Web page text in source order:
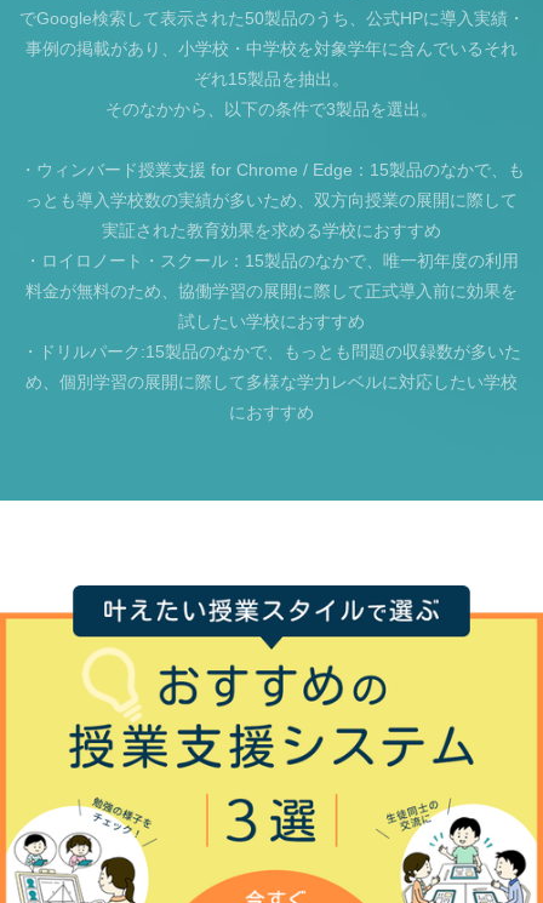
でGoogle検索して表示された50製品のうち、公式HPに導入実績・
事例の掲載があり、小学校・中学校を対象学年に含んでいるそれ
ぞれ15製品を抽出。
そのなかから、以下の条件で3製品を選出。
・ウィンバード授業支援 for Chrome / Edge：15製品のなかで、も
っとも導入学校数の実績が多いため、双方向授業の展開に際して
実証された教育効果を求める学校におすすめ
・ロイロノート・スクール：15製品のなかで、唯一初年度の利用
料金が無料のため、協働学習の展開に際して正式導入前に効果を
試したい学校におすすめ
・ドリルパーク:15製品のなかで、もっとも問題の収録数が多いた
め、個別学習の展開に際して多様な学力レベルに対応したい学校
におすすめ